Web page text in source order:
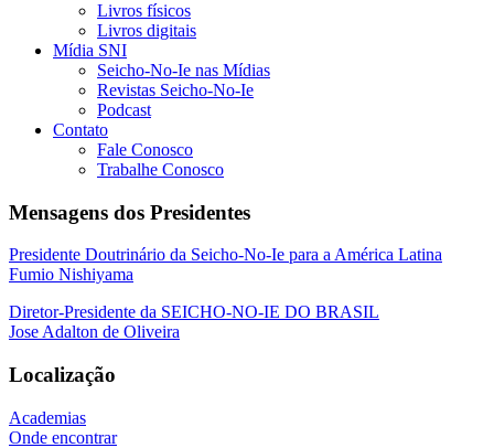
Livros físicos
Livros digitais
Mídia SNI
Seicho-No-Ie nas Mídias
Revistas Seicho-No-Ie
Podcast
Contato
Fale Conosco
Trabalhe Conosco
Mensagens dos Presidentes
Presidente Doutrinário da Seicho-No-Ie para a América Latina
Fumio Nishiyama
Diretor-Presidente da SEICHO-NO-IE DO BRASIL
Jose Adalton de Oliveira
Localização
Academias
Onde encontrar